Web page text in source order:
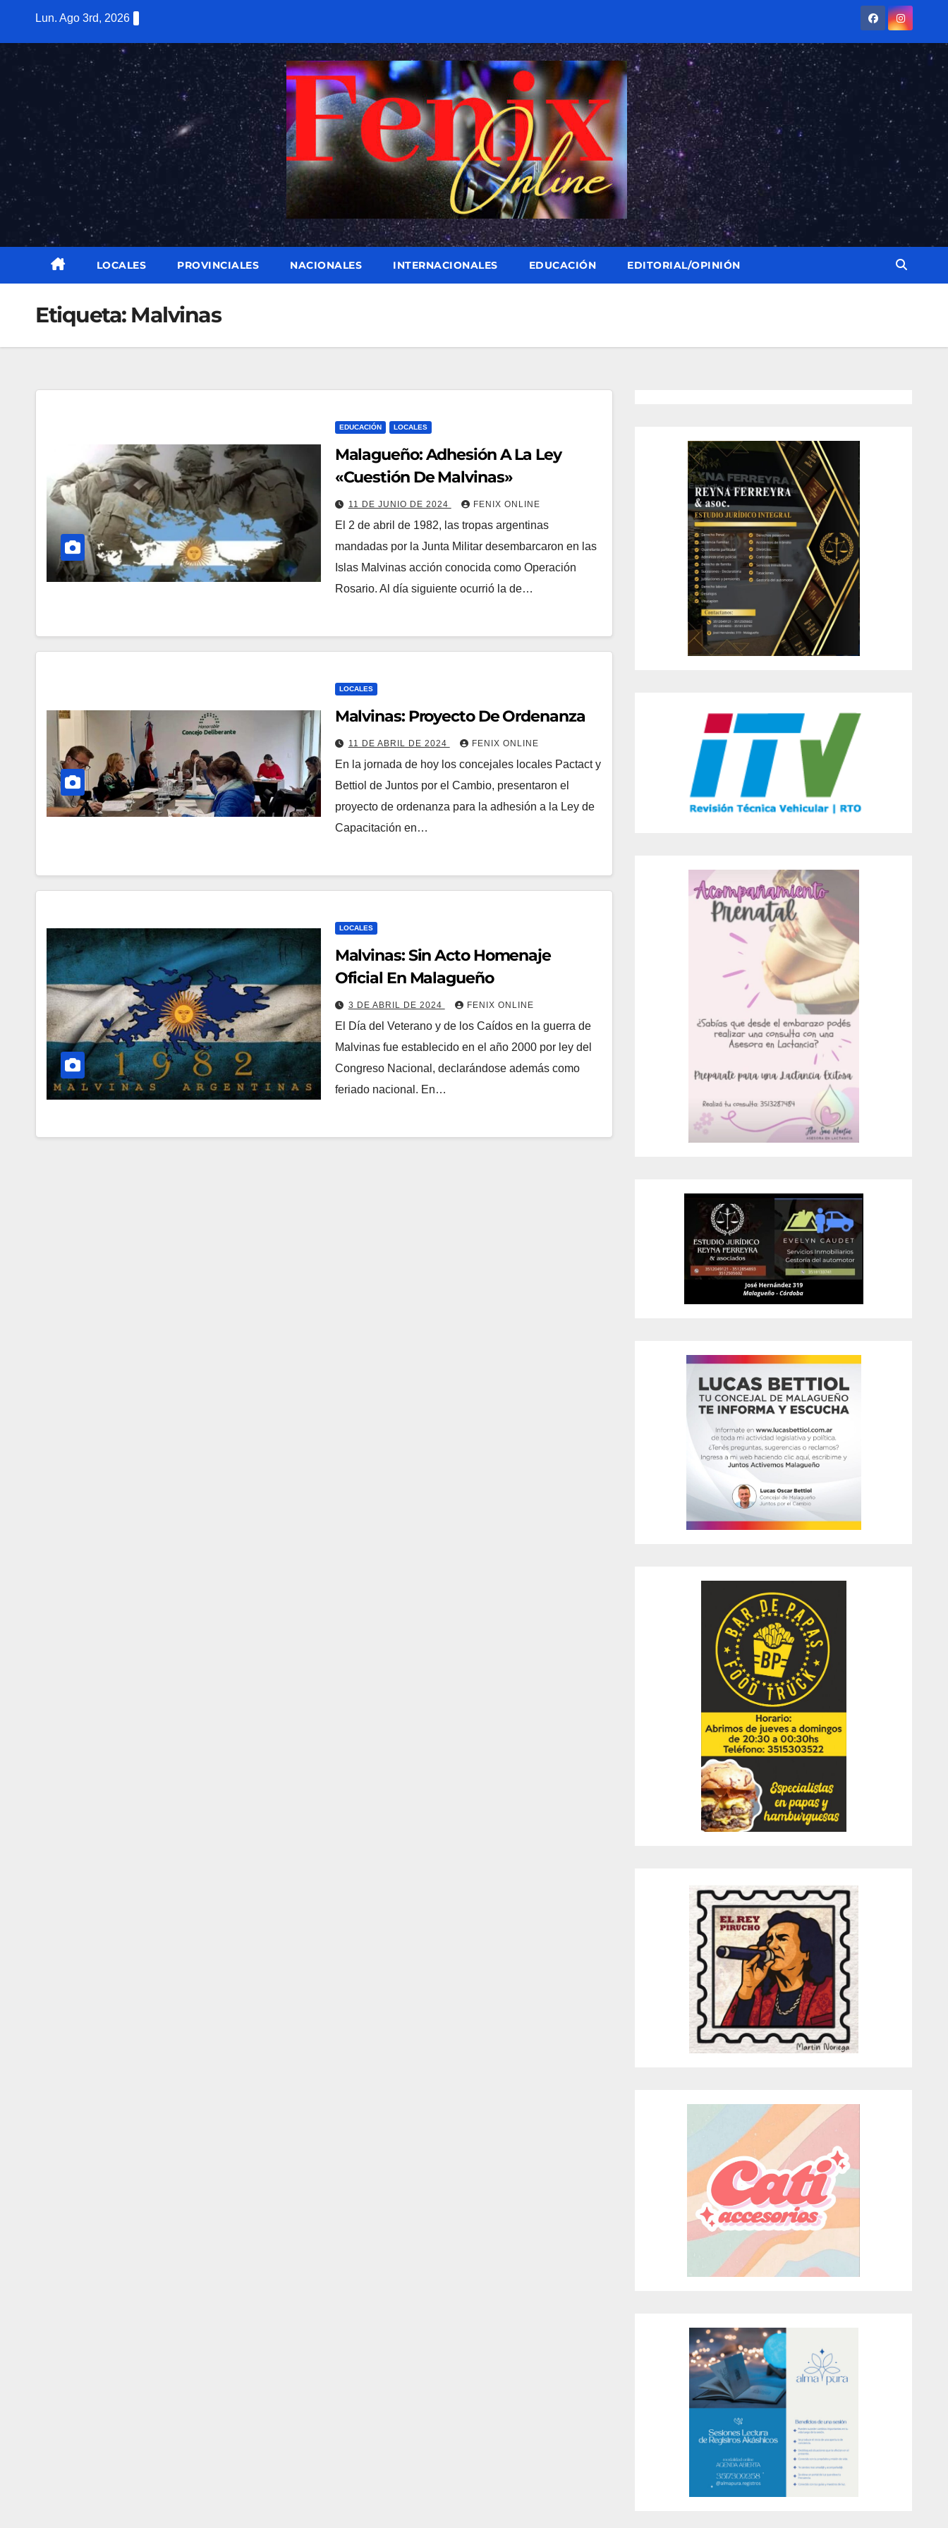
contenido
Lun. Ago 3rd, 2026
LOCALES PROVINCIALES NACIONALES INTERNACIONALES EDUCACIÓN EDITORIAL/OPINIÓN
Etiqueta: Malvinas
EDUCACIÓN LOCALES
Malagueño: Adhesión A La Ley
«Cuestión De Malvinas»
11 DE JUNIO DE 2024 FENIX ONLINE
El 2 de abril de 1982, las tropas argentinas
mandadas por la Junta Militar desembarcaron en las
Islas Malvinas acción conocida como Operación
Rosario. Al día siguiente ocurrió la de…
LOCALES
Malvinas: Proyecto De Ordenanza
11 DE ABRIL DE 2024 FENIX ONLINE
En la jornada de hoy los concejales locales Pactact y
Bettiol de Juntos por el Cambio, presentaron el
proyecto de ordenanza para la adhesión a la Ley de
Capacitación en…
LOCALES
Malvinas: Sin Acto Homenaje
Oficial En Malagueño
3 DE ABRIL DE 2024 FENIX ONLINE
El Día del Veterano y de los Caídos en la guerra de
Malvinas fue establecido en el año 2000 por ley del
Congreso Nacional, declarándose además como
feriado nacional. En…